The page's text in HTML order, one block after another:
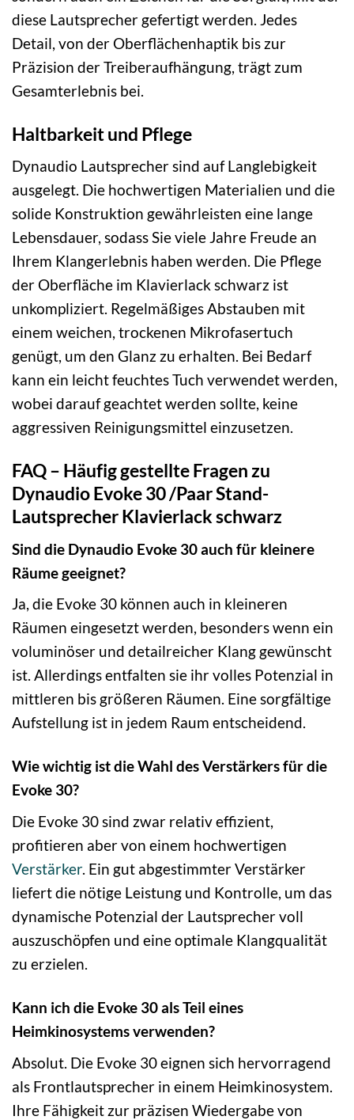
diese Lautsprecher gefertigt werden. Jedes
Detail, von der Oberflächenhaptik bis zur
Präzision der Treiberaufhängung, trägt zum
Gesamterlebnis bei.
Haltbarkeit und Pflege
Dynaudio Lautsprecher sind auf Langlebigkeit
ausgelegt. Die hochwertigen Materialien und die
solide Konstruktion gewährleisten eine lange
Lebensdauer, sodass Sie viele Jahre Freude an
Ihrem Klangerlebnis haben werden. Die Pflege
der Oberfläche im Klavierlack schwarz ist
unkompliziert. Regelmäßiges Abstauben mit
einem weichen, trockenen Mikrofasertuch
genügt, um den Glanz zu erhalten. Bei Bedarf
kann ein leicht feuchtes Tuch verwendet werden,
wobei darauf geachtet werden sollte, keine
aggressiven Reinigungsmittel einzusetzen.
FAQ – Häufig gestellte Fragen zu
Dynaudio Evoke 30 /Paar Stand-
Lautsprecher Klavierlack schwarz
Sind die Dynaudio Evoke 30 auch für kleinere
Räume geeignet?
Ja, die Evoke 30 können auch in kleineren
Räumen eingesetzt werden, besonders wenn ein
voluminöser und detailreicher Klang gewünscht
ist. Allerdings entfalten sie ihr volles Potenzial in
mittleren bis größeren Räumen. Eine sorgfältige
Aufstellung ist in jedem Raum entscheidend.
Wie wichtig ist die Wahl des Verstärkers für die
Evoke 30?
Die Evoke 30 sind zwar relativ effizient,
profitieren aber von einem hochwertigen
Verstärker. Ein gut abgestimmter Verstärker
liefert die nötige Leistung und Kontrolle, um das
dynamische Potenzial der Lautsprecher voll
auszuschöpfen und eine optimale Klangqualität
zu erzielen.
Kann ich die Evoke 30 als Teil eines
Heimkinosystems verwenden?
Absolut. Die Evoke 30 eignen sich hervorragend
als Frontlautsprecher in einem Heimkinosystem.
Ihre Fähigkeit zur präzisen Wiedergabe von